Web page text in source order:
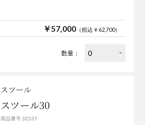
￥57,000（税込￥62,700）
数量：
スツール
スツール30
商品番号 32537